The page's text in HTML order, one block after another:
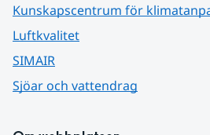
Kunskapscentrum för
Luftkvalitet
SIMAIR
Sjöar och vattendrag